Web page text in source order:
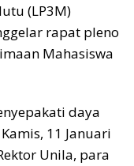
(LP3M)
rapat pleno
Mahasiswa
daya
11 Januari
Unila, para